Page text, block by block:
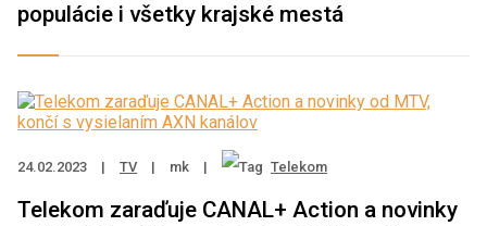
populácie i všetky krajské mestá
24.02.2023 | TV | mk | Telekom
Telekom zaraďuje CANAL+ Action a novinky